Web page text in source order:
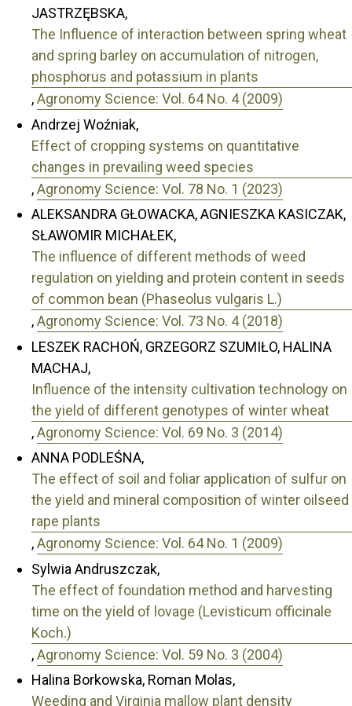
JASTRZĘBSKA,
The Influence of interaction between spring wheat
and spring barley on accumulation of nitrogen,
phosphorus and potassium in plants
,Agronomy Science: Vol. 64 No. 4 (2009)
Andrzej Woźniak,
Effect of cropping systems on quantitative
changes in prevailing weed species
,Agronomy Science: Vol. 78 No. 1 (2023)
ALEKSANDRA GŁOWACKA, AGNIESZKA KASICZAK,
SŁAWOMIR MICHAŁEK,
The influence of different methods of weed
regulation on yielding and protein content in seeds
of common bean (Phaseolus vulgaris L.)
,Agronomy Science: Vol. 73 No. 4 (2018)
LESZEK RACHOŃ, GRZEGORZ SZUMIŁO, HALINA
MACHAJ,
Influence of the intensity cultivation technology on
the yield of different genotypes of winter wheat
,Agronomy Science: Vol. 69 No. 3 (2014)
ANNA PODLEŚNA,
The effect of soil and foliar application of sulfur on
the yield and mineral composition of winter oilseed
rape plants
,Agronomy Science: Vol. 64 No. 1 (2009)
Sylwia Andruszczak,
The effect of foundation method and harvesting
time on the yield of lovage (Levisticum officinale
Koch.)
,Agronomy Science: Vol. 59 No. 3 (2004)
Halina Borkowska, Roman Molas,
Weeding and Virginia mallow plant density